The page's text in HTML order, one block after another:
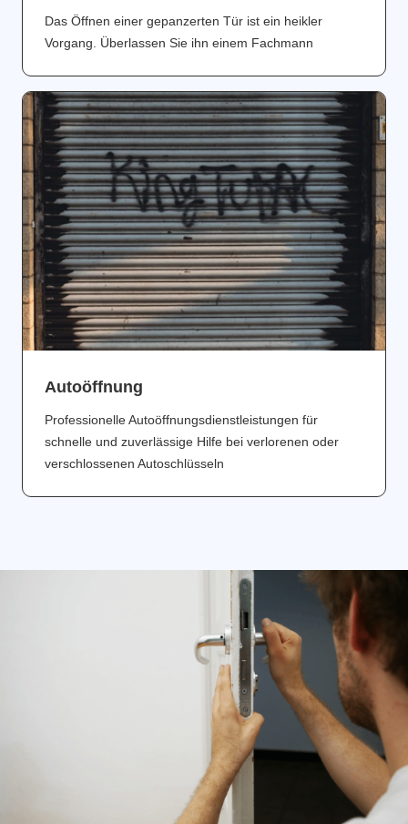
Das Öffnen einer gepanzerten Tür ist ein heikler
Vorgang. Überlassen Sie ihn einem Fachmann
Аutoöffnung
Professionelle Autoöffnungsdienstleistungen für
schnelle und zuverlässige Hilfe bei verlorenen oder
verschlossenen Autoschlüsseln